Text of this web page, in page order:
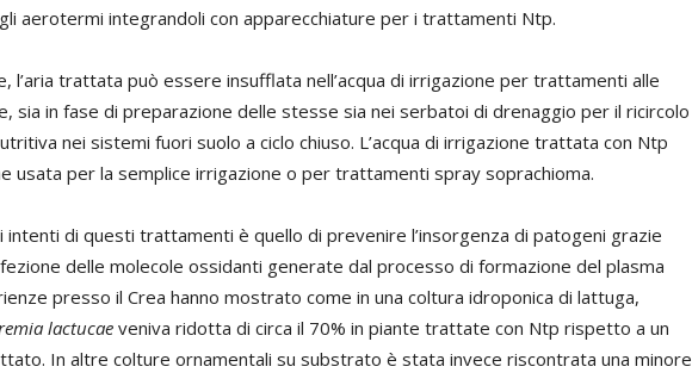
aerotermi integrandoli con apparecchiature per i trattamenti Ntp.
l’aria trattata può essere insufflata nell’acqua di irrigazione per trattamenti alle
sia in fase di preparazione delle stesse sia nei serbatoi di drenaggio per il ricircolo
nei sistemi fuori suolo a ciclo chiuso. L’acqua di irrigazione trattata con Ntp
usata per la semplice irrigazione o per trattamenti spray soprachioma.
intenti di questi trattamenti è quello di prevenire l’insorgenza di patogeni grazie
delle molecole ossidanti generate dal processo di formazione del plasma
presso il Crea hanno mostrato come in una coltura idroponica di lattuga,
lactucaeveniva ridotta di circa il 70% in piante trattate con Ntp rispetto a un
In altre colture ornamentali su substrato è stata invece riscontrata una minore